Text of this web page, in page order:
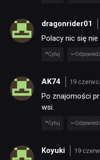
dragonrider01
Polacy nic się nie
Cytuj
AK74 19
Po znajomości
wsi.
Cytuj
Koyuki 19